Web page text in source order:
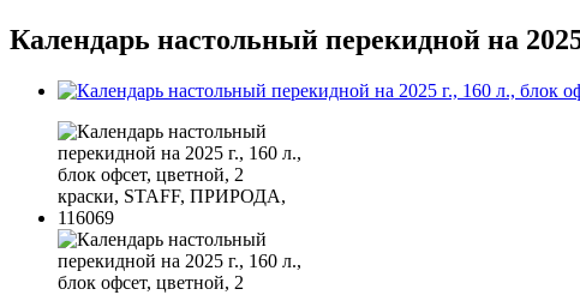
Календарь настольный перекидной на